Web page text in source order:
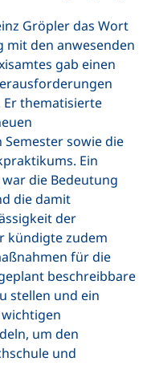
Gröpler das Wort
mit den anwesenden
gab einen
Er thematisierte
Semester sowie die
Ein
die Bedeutung
die damit
der
kündigte zudem
für die
beschreibbare
stellen und ein
um den
und